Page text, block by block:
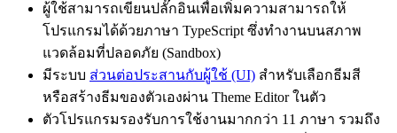
ผู้ใช้สามารถเขียนปลั๊กอินเพื่อเพิ่มความสามารถให้
โปรแกรมได้ด้วยภาษา TypeScript ซึ่งทำงานบนสภาพ
แวดล้อมที่ปลอดภัย (Sandbox)
มีระบบ ส่วนต่อประสานกับผู้ใช้ (UI) สำหรับเลือกธีมสี
หรือสร้างธีมของตัวเองผ่าน Theme Editor ในตัว
ตัวโปรแกรมรองรับการใช้งานมากกว่า 11 ภาษา รวมถึง